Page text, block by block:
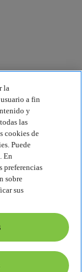
la
a fin
y
las
cookies de
Puede
En
preferencias
sobre
sus